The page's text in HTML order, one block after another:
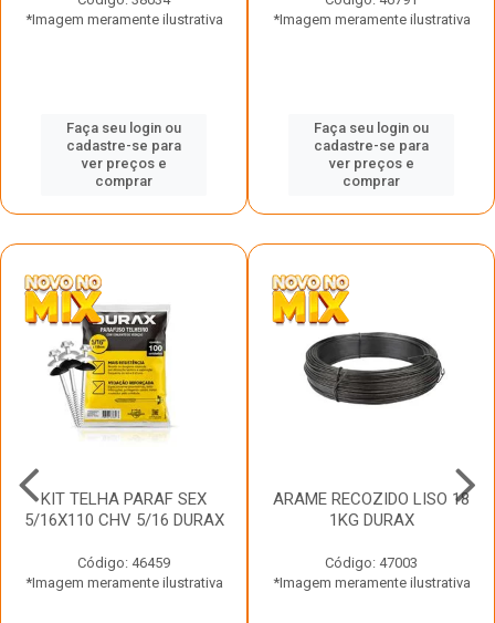
*Imagem meramente ilustrativa
Faça seu login ou
cadastre-se para
ver preços e
comprar
*Imagem meramente ilustrativa
Faça seu login ou
cadastre-se para
ver preços e
comprar
KIT TELHA PARAF SEX
5/16X110 CHV 5/16 DURAX
Código: 46459
*Imagem meramente ilustrativa
ARAME RECOZIDO LISO 18
1KG DURAX
Código: 47003
*Imagem meramente ilustrativa